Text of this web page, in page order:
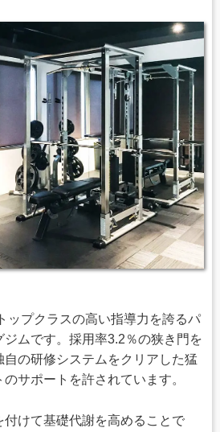
ップクラスの高い指導力を誇るパ
ムです。採用率3.2％の狭き門を
自の研修システムをクリアした猛
サポートを許されています。
付けて基礎代謝を高めることで